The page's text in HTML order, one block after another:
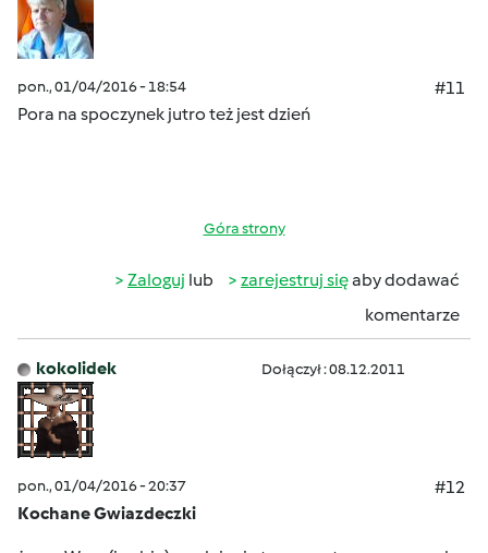
pon., 01/04/2016 - 18:54
#11
Pora na spoczynek jutro też jest dzień
Góra strony
Zaloguj lub zarejestruj sięaby dodawać
komentarze
kokolidek Dołączył : 08.12.2011
pon., 01/04/2016 - 20:37
#12
Kochane Gwiazdeczki